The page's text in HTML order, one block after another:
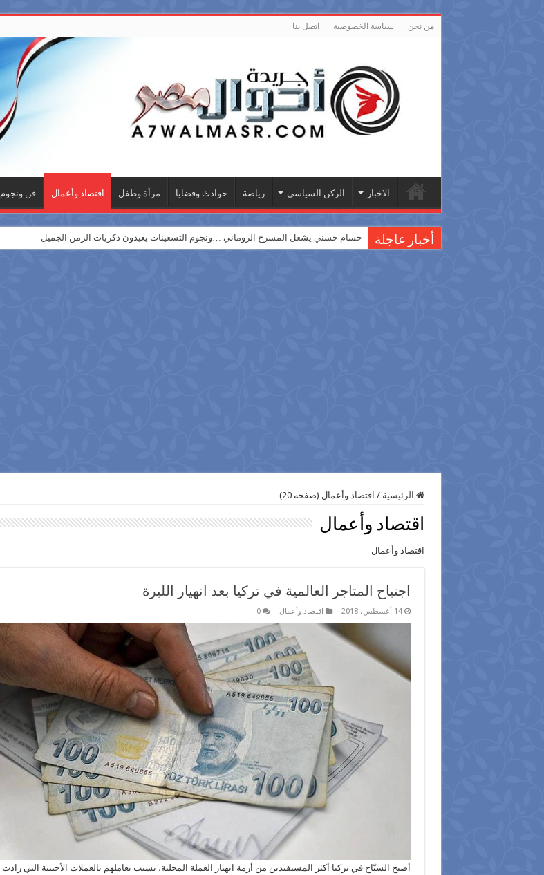
من نحن سياسة الخصوصية اتصل بنا
الاخبار الركن السياسى رياضة حوادث وقضايا مرأة وطفل اقتصاد وأعمال فن ونجوم
أخبار عاجلة حسام حسني يشعل المسرح الروماني …ونجوم التسعينات يعيدون ذكريات الزمن الجميل
الرئيسية / اقتصاد وأعمال (صفحه 20)
اقتصاد وأعمال
اقتصاد وأعمال
اجتياح المتاجر العالمية في تركيا بعد انهيار الليرة
14 أغسطس، 2018 اقتصاد وأعمال 0
أصبح السيّاح في تركيا أكثر المستفيدين من أزمة انهيار العملة المحلية، بسبب تعاملهم بالعملات الأجنبية التي زادت